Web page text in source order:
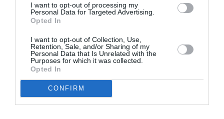
I want to opt-out of processing my
Personal Data for Targeted Advertising.
Opted In
I want to opt-out of Collection, Use,
Retention, Sale, and/or Sharing of my
Personal Data that Is Unrelated with the
Purposes for which it was collected.
Opted In
CONFIRM
Je pars au mois de mai j’espère avoir un avion du 27/05 au
17/06 merci de me mettre au courant
jcra commenté :
23 mai 2019 - 23 h 05 min
j ai cru comprendre en allant a tunisair paris ce matin que tout
les vols de paris a destination de sfax sont annules pour une